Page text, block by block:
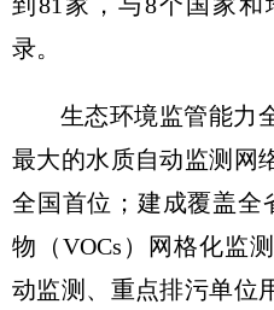
录。
生态环境监管能力
最大的水质自动监测网
全国首位；建成覆盖全
物（VOCs）网格化监
动监测、重点排污单位